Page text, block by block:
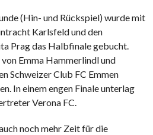
(Hin- und Rückspiel) wurde mit
Karlsfeld und den
Prag das Halbfinale gebucht.
Emma Hammerlindl und
Schweizer Club FC Emmen
In einem engen Finale unterlag
Verona FC.
noch mehr Zeit für die